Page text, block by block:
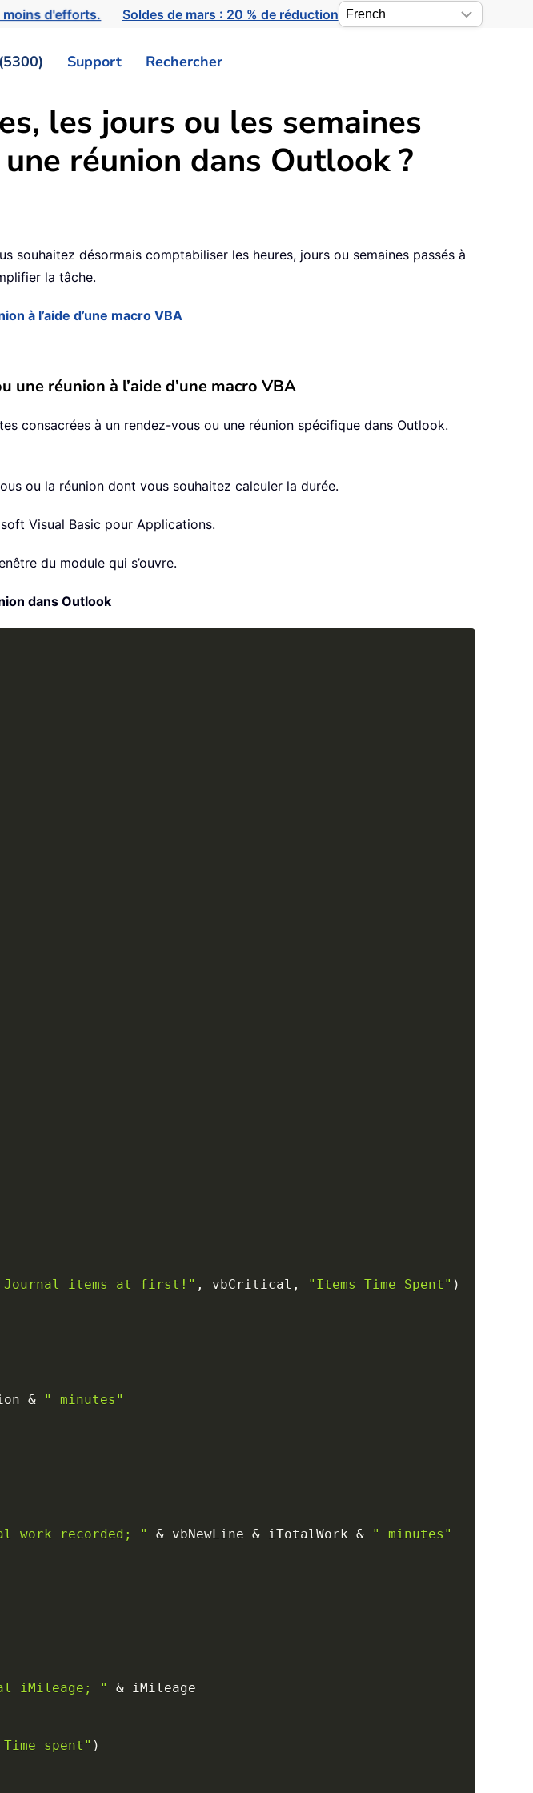
moins d'efforts. Soldes de mars : 20 % de réduction
Support Rechercher
les jours ou les semaines
réunion dans Outlook ?
souhaitez désormais comptabiliser les heures, jours ou semaines passés à
la tâche.
à l’aide d’une macro VBA
réunion à l’aide d’une macro VBA
consacrées à un rendez-vous ou une réunion spécifique dans Outlook.
ou la réunion dont vous souhaitez calculer la durée.
Visual Basic pour Applications.
du module qui s’ouvre.
dans Outlook
Journal items at first!" , vbCritical , "Items Time Spent" )
& " minutes"
work recorded; " & vbNewLine & iTotalWork & " minutes"
iMileage; " &
spent" )